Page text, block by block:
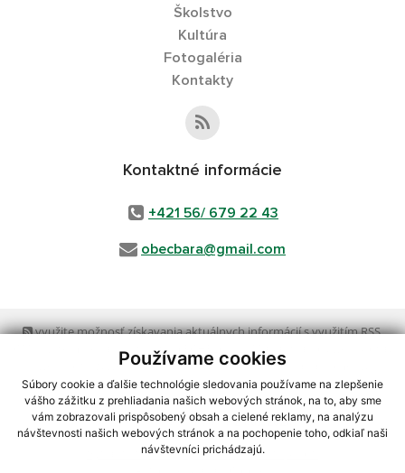
Používame cookies
Súbory cookie a ďalšie technológie sledovania používame na zlepšenie
vášho zážitku z prehliadania našich webových stránok, na to, aby sme
vám zobrazovali prispôsobený obsah a cielené reklamy, na analýzu
návštevnosti našich webových stránok a na pochopenie toho, odkiaľ naši
návštevníci prichádzajú.
Školstvo
Kultúra
Fotogaléria
Kontakty
Kontaktné informácie
+421 56/ 679 22 43
obecbara@gmail.com
využite možnosť získavania aktuálnych informácií s využitím RSS,
CMS systém (redakčný) systém ECHELON 2, Mapa stránok
webex.digital, s.r.o.,domény,registrácia domény
spoločnosť webex.digital, s.r.o.,technický prevádzkovateľ
Posledná aktualizácia:23.07.2026
Vytlačiť stránku|Vyhlásenie o prístupnosti